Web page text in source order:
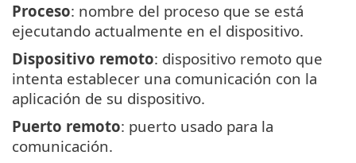
Proceso: nombre del proceso que se está
ejecutando actualmente en el dispositivo.
Dispositivo remoto: dispositivo remoto que
intenta establecer una comunicación con la
aplicación de su dispositivo.
Puerto remoto: puerto usado para la
comunicación.